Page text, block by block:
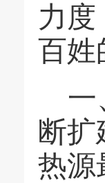
力度
百姓
一
断扩
热源